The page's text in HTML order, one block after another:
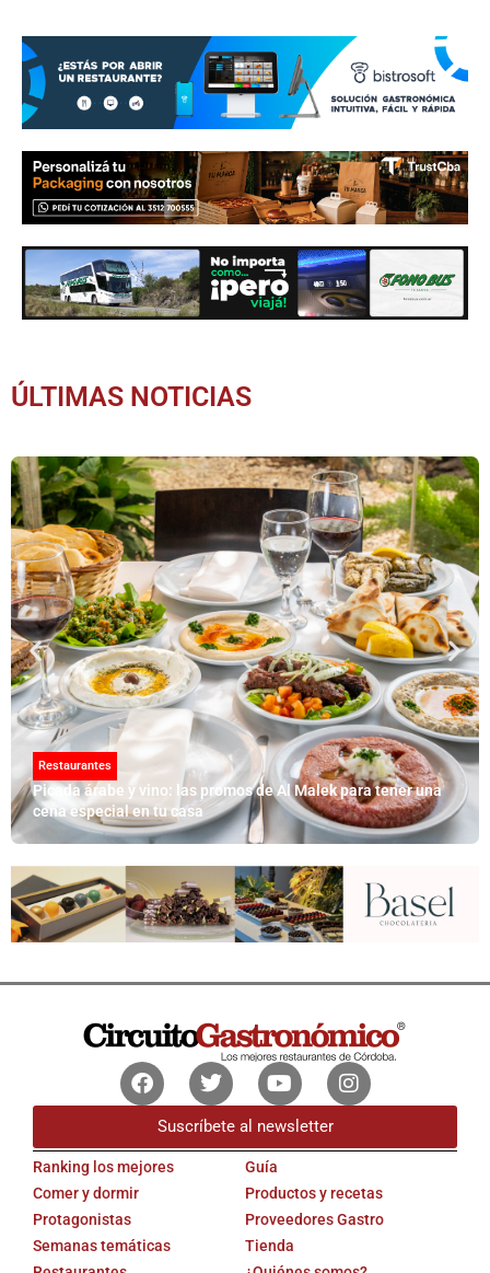
ÚLTIMAS NOTICIAS
Restaurantes
Picada árabe y vino: las promos de Al Malek para tener una
cena especial en tu casa
FacebookTwitterYoutubeInstagram
Suscríbete al newsletter
Ranking los mejores
Comer y dormir
Protagonistas
Semanas temáticas
Guía
Productos y recetas
Proveedores Gastro
Tienda